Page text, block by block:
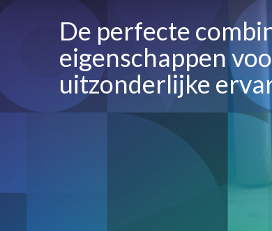
De perfecte
eigenschappen
uitzonderlijke